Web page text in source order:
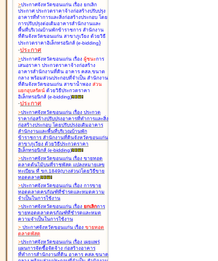
>ประกาศจังหวัดขอนแก่น เรื่อง ยกเลิก
ประกาศ ประกวดราคาจ้างก่อสร้างปรับปรุง
อาคารที่ทำการและสิ่งก่อสร้างประกอบ โดย
การปรับปรุงต่อเติมอาคารสำนักงานและ
พื้นที่บริเวณบ้านพักข้าราชการ สำนักงาน
ที่ดินจังหวัดขอนแก่น สาขาภูเวียง ด้วยวิธี
ประกวดราคาอิเล็กทรอนิกส์ (e-bidding)
-ประกาศ
>ประกาศจังหวัดขอนแก่น เรื่อง ผู้ชนะการ
เสนอราคา ประกวดราคาจ้างก่อสร้าง
อาคารสำนักงานที่ดิน อาคาร คสล.ขนาด
กลาง พร้อมส่วนประกอบที่จำเป็น สำนักงาน
ที่ดินจังหวัดขอนแก่น สาขาน้ำพอง ส่วน
แยกอุบลรัตน์ ด้วยวิธีประกวดราคา
อิเล็กทรอนิกส์ (e-bidding)
-ประกาศ
>ประกาศจังหวัดขอนแก่น เรื่อง ประกวด
ราคาก่อสร้างปรับปรุงอาคารที่ทำการและสิ่ง
ก่อสร้างประกอบ โดยปรับปรุง่อเติมอาคาร
สำนักงานและพื้นที่บริเวณบ้านพัก
ข้าราชการ สำนักงานที่ดินจังหวัดขอนแก่น
สาขาภูเวียง ด้วยวิธีประกวดราคา
อิเล็กทรอนิกส์ (e-bidding)
>ประกาศจังหวัดขอนแก่น เรื่อง ขายทอด
ตลาดต้นไม้บนที่ราชพัสดุ แปลงหมายเลข
ทะเบียน ที่ ขก.1849(บางส่วน)โดยวิธีขาย
ทอดตลาด
>ประกาศจังหวัดขอนแก่น เรื่อง การขาย
ทอดตลาดครุภัณฑ์ที่ชำรุดและหมดความ
จำเป็นในการใช้งาน
>ประกาศจังหวัดขอนแก่น เรื่อง ยกเลิกการ
ขายทอดตลาดครุภัณฑ์ที่ชำรุดและหมด
ความจำเป็นในการใช้งาน
> ประกาศจังหวัดขอนแก่น เรื่อง ขายทอด
ตลาดพัสดุ
>ประกาศจังหวัดขอนแก่น เรื่อง เผยแพร่
แผนการจัดซื้อจัดจ้าง ก่อสร้างอาคาร
ที่ทำการสำนักงานที่ดิน อาคาร คสล.ขนาด